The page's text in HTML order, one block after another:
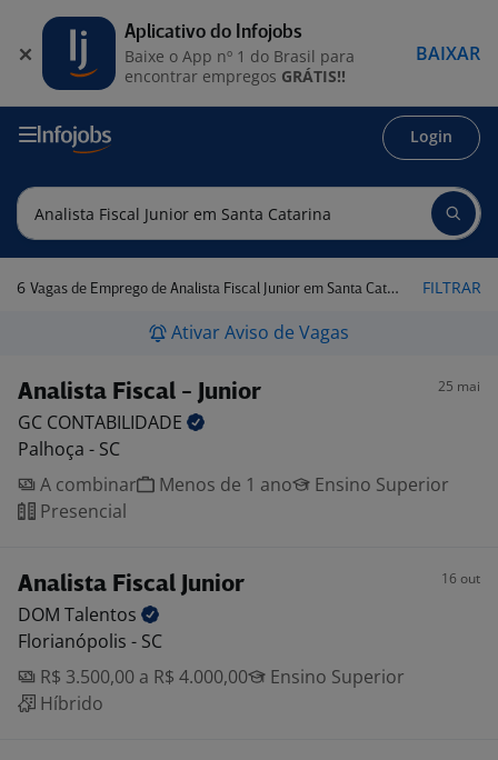
Login
6 Vagas de Emprego de Analista Fiscal Junior em Santa Catarina FILTRAR
Ativar Aviso de Vagas
Analista Fiscal - Junior 25 mai
GC CONTABILIDADE
Palhoça - SC
A combinar
Menos de 1 ano
Ensino Superior
Presencial
Analista Fiscal Junior 16 out
DOM Talentos
Florianópolis - SC
R$ 3.500,00 a R$ 4.000,00
Ensino Superior
Híbrido
Aplicativo do Infojobs
Baixe o App nº 1 do Brasil para
encontrar empregos GRÁTIS!!
BAIXAR